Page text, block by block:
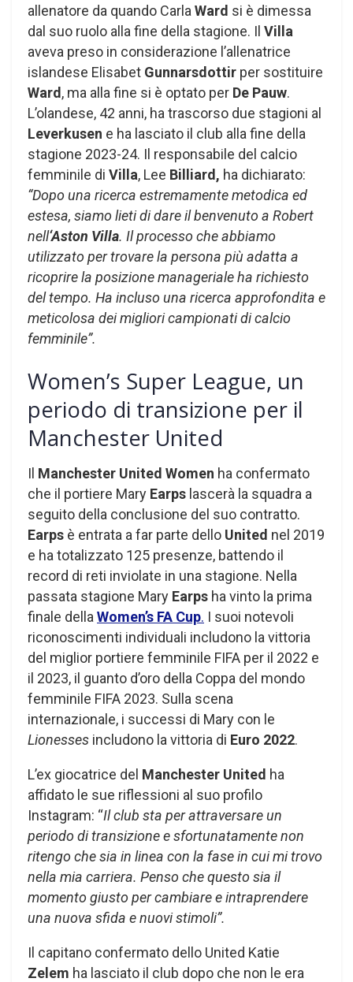
allenatore da quando CarlaWard si è dimessa
dal suo ruolo alla fine della stagione. Il Villa
aveva preso in considerazione l’allenatrice
islandese Elisabet Gunnarsdottir per sostituire
Ward, ma alla fine si è optato per De Pauw.
L’olandese, 42 anni, ha trascorso due stagioni al
Leverkusen e ha lasciato il club alla fine della
stagione 2023-24. Il responsabile del calcio
femminile di Villa, Lee Billiard, ha dichiarato:
“Dopo una ricerca estremamente metodica ed
estesa, siamo lieti di dare il benvenuto a Robert
nell‘Aston Villa. Il processo che abbiamo
utilizzato per trovare la persona più adatta a
ricoprire la posizione manageriale ha richiesto
del tempo. Ha incluso una ricerca approfondita e
meticolosa dei migliori campionati di calcio
femminile”.
Women’s Super League, un
periodo di transizione per il
Manchester United
Il Manchester United Women ha confermato
che il portiere Mary Earps lascerà la squadra a
seguito della conclusione del suo contratto.
Earps è entrata a far parte dello United nel 2019
e ha totalizzato 125 presenze, battendo il
record di reti inviolate in una stagione. Nella
passata stagione Mary Earps ha vinto la prima
finale della Women’s FA Cup. I suoi notevoli
riconoscimenti individuali includono la vittoria
del miglior portiere femminile FIFA per il 2022 e
il 2023, il guanto d’oro della Coppa del mondo
femminile FIFA 2023. Sulla scena
internazionale, i successi di Mary con le
Lionesses includono la vittoria di Euro 2022.
L’ex giocatrice del Manchester United ha
affidato le sue riflessioni al suo profilo
Instagram: “Il club sta per attraversare un
periodo di transizione e sfortunatamente non
ritengo che sia in linea con la fase in cui mi trovo
nella mia carriera. Penso che questo sia il
momento giusto per cambiare e intraprendere
una nuova sfida e nuovi stimoli”.
Il capitano confermato dello United Katie
Zelem ha lasciato il club dopo che non le era